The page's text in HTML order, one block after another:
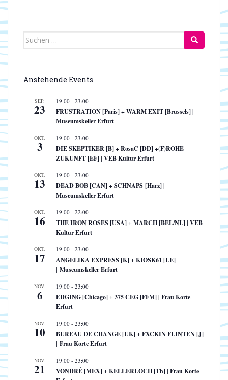
Suchen
Anstehende Events
SEP.
23
19:00 - 23:00
FRUSTRATION [Paris] + WARM EXIT [Brussels] |
Museumskeller Erfurt
OKT.
3
19:00 - 23:00
DIE SKEPTIKER [B] + RosaC [DD] +(F)ROHE
ZUKUNFT [EF] | VEB Kultur Erfurt
OKT.
13
19:00 - 23:00
DEAD BOB [CAN] + SCHNAPS [Harz] |
Museumskeller Erfurt
OKT.
16
19:00 - 22:00
THE IRON ROSES [USA] + MARCH [BEL/NL] | VEB
Kultur Erfurt
OKT.
17
19:00 - 23:00
ANGELIKA EXPRESS [K] + KIOSK61 [LE]
| Museumskeller Erfurt
NOV.
6
19:00 - 23:00
EDGING [Chicago] + 375 CEG [FFM] | Frau Korte
Erfurt
NOV.
10
19:00 - 23:00
BUREAU DE CHANGE [UK] + FXCKIN FLINTEN [J]
| Frau Korte Erfurt
NOV.
21
19:00 - 23:00
VONDRÉ [MEX] + KELLERLOCH [Th] | Frau Korte